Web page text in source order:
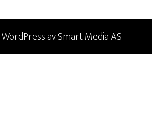
WordPressavSmart Media AS